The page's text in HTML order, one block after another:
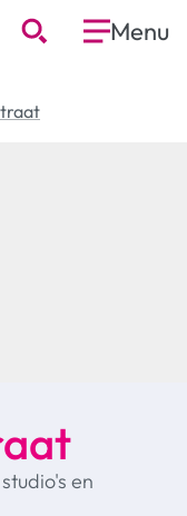
Menu
en